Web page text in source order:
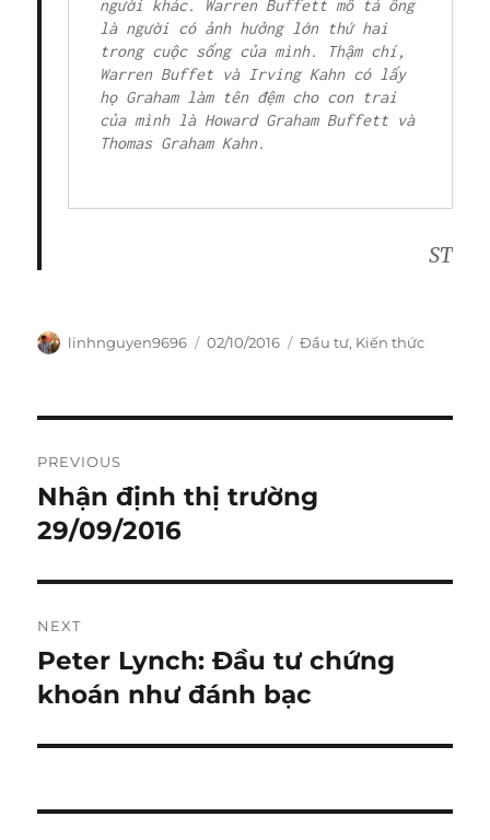
người khác. Warren Buffett mô tả ông
là người có ảnh hưởng lớn thứ hai
trong cuộc sống của mình. Thậm chí,
Warren Buffet và Irving Kahn có lấy
họ Graham làm tên đệm cho con trai
của mình là Howard Graham Buffett và
Thomas Graham Kahn.
ST
Author
linhnguyen9696
Posted
02/10/2016 Categories
Đầu tư, Kiến thức
navigation
PREVIOUS
Previous
post:
Nhận định thị trường
29/09/2016
NEXT
Next
post:
Peter Lynch: Đầu tư chứng
khoán như đánh bạc